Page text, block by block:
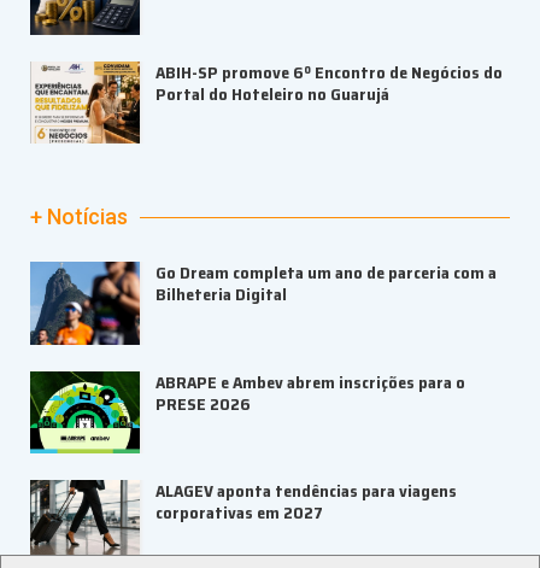
ABIH-SP promove 6º Encontro de Negócios do
Portal do Hoteleiro no Guarujá
+ Notícias
Go Dream completa um ano de parceria com a
Bilheteria Digital
ABRAPE e Ambev abrem inscrições para o
PRESE 2026
ALAGEV aponta tendências para viagens
corporativas em 2027